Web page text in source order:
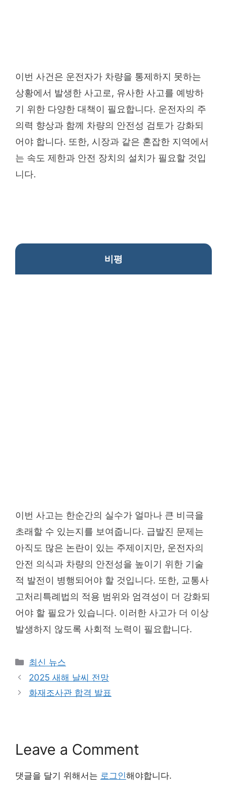
이번 사건은 운전자가 차량을 통제하지 못하는
상황에서 발생한 사고로, 유사한 사고를 예방하
기 위한 다양한 대책이 필요합니다. 운전자의 주
의력 향상과 함께 차량의 안전성 검토가 강화되
어야 합니다. 또한, 시장과 같은 혼잡한 지역에서
는 속도 제한과 안전 장치의 설치가 필요할 것입
니다.
비평
이번 사고는 한순간의 실수가 얼마나 큰 비극을
초래할 수 있는지를 보여줍니다. 급발진 문제는
아직도 많은 논란이 있는 주제이지만, 운전자의
안전 의식과 차량의 안전성을 높이기 위한 기술
적 발전이 병행되어야 할 것입니다. 또한, 교통사
고처리특례법의 적용 범위와 엄격성이 더 강화되
어야 할 필요가 있습니다. 이러한 사고가 더 이상
발생하지 않도록 사회적 노력이 필요합니다.
Categories
최신 뉴스
2025 새해 날씨 전망
화재조사관 합격 발표
Leave a Comment
댓글을 달기 위해서는 로그인해야합니다.